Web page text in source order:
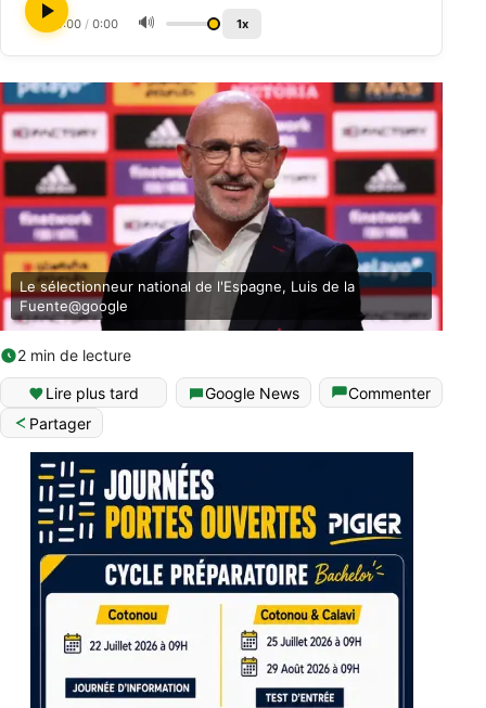
0:00 / 0:00 🔊 1x
Le sélectionneur national de l'Espagne, Luis de la
Fuente@google
2 min de lecture
Lire plus tard Google News
Commenter
Partager